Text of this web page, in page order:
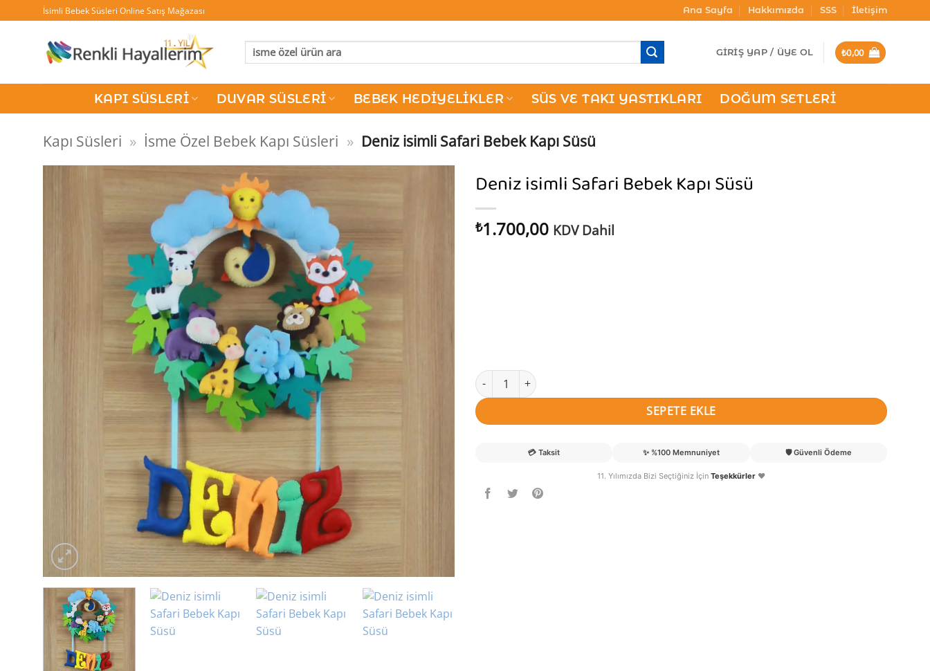
atla
İsimli Bebek Süsleri Online Satış Mağazası Ana Sayfa Hakkımızda SSS İletişim
Ara: GIRIŞ YAP / ÜYE OL ₺0,00
KAPI SÜSLERI DUVAR SÜSLERI BEBEK HEDIYELIKLER SÜS VE TAKI YASTIKLARI DOĞUM SETLERI
Kapı Süsleri » İsme Özel Bebek Kapı Süsleri » Deniz isimli Safari Bebek Kapı Süsü
Deniz isimli Safari Bebek Kapı Süsü
₺1.700,00 KDV Dahil
Deniz isimli Safari Bebek Kapı Süsü adet
SEPETE EKLE
💳 Taksit ✨ %100 Memnuniyet 🛡️ Güvenli Ödeme
11. Yılımızda Bizi Seçtiğiniz İçin Teşekkürler ❤️